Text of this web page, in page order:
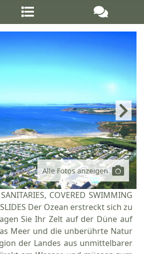
Alle Fotos anzeigen
COVERED SWIMMING
Der Ozean erstreckt sich zu
Sie Ihr Zelt auf der Düne auf
Meer und die unberührte Natur
der Landes aus unmittelbarer